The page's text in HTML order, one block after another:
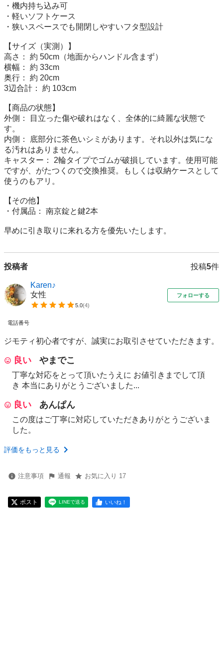
​・機内持ち込み可
・軽いソフトケース
・狭いスペースでも開閉しやすいフタ型設計
​【サイズ（実測）】
​高さ： 約 50cm（地面からハンドル含まず）
​横幅： 約 33cm
​奥行： 約 20cm
​3辺合計： 約 103cm
​【商品の状態】
​外側： 目立った傷や破れはなく、全体的に綺麗な状態で
す。
​内側： 底部分に茶色いシミがあります。それ以外は気にな
る汚れはありません。
​キャスター： 2輪タイプでゴムが破損しています。使用可能
ですが、がたつくので交換推奨。もしくは収納ケースとして
使うのもアリ。
​【その他】
​・付属品： 南京錠と鍵2本
早めに引き取りに来れる方を優先いたします。
投稿者 投稿5件
Karen♪
女性
5.0(4)
フォローする
電話番号
ジモティ初心者ですが、誠実にお取引させていただきます。
良い やまでこ
丁寧な対応をとって頂いたうえに お値引きまでして頂
き 本当にありがとうございました...
良い あんぱん
この度はご丁寧に対応していただきありがとうございま
した。
評価をもっと見る
注意事項 通報 お気に入り 17
ポスト LINEで送る いいね！